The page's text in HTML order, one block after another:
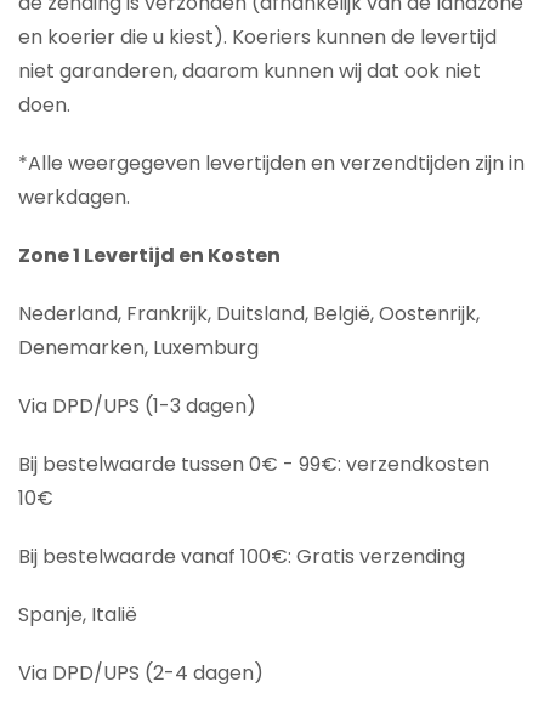
en koerier die u kiest). Koeriers kunnen de levertijd
niet garanderen, daarom kunnen wij dat ook niet
doen.
*Alle weergegeven levertijden en verzendtijden zijn in
werkdagen.
Zone 1 Levertijd en Kosten
Nederland, Frankrijk, Duitsland, België, Oostenrijk,
Denemarken, Luxemburg
Via DPD/UPS (1-3 dagen)
Bij bestelwaarde tussen 0€ - 99€: verzendkosten
10€
Bij bestelwaarde vanaf 100€: Gratis verzending
Spanje, Italië
Via DPD/UPS (2-4 dagen)